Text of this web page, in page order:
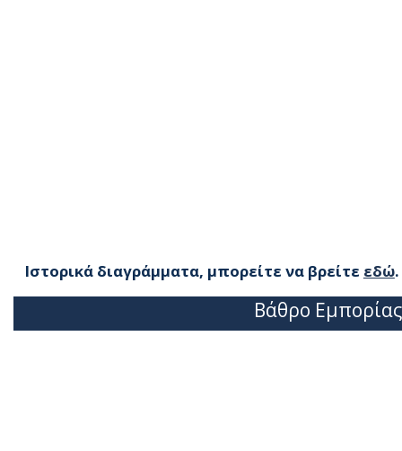
Ιστορικά διαγράμματα, μπορείτε να βρείτε εδώ.
Βάθρο